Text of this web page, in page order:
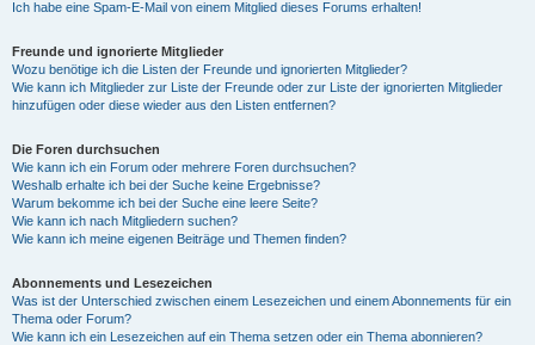
Ich habe eine Spam-E-Mail von einem Mitglied dieses Forums erhalten!
Freunde und ignorierte Mitglieder
Wozu benötige ich die Listen der Freunde und ignorierten Mitglieder?
Wie kann ich Mitglieder zur Liste der Freunde oder zur Liste der ignorierten Mitglieder
hinzufügen oder diese wieder aus den Listen entfernen?
Die Foren durchsuchen
Wie kann ich ein Forum oder mehrere Foren durchsuchen?
Weshalb erhalte ich bei der Suche keine Ergebnisse?
Warum bekomme ich bei der Suche eine leere Seite?
Wie kann ich nach Mitgliedern suchen?
Wie kann ich meine eigenen Beiträge und Themen finden?
Abonnements und Lesezeichen
Was ist der Unterschied zwischen einem Lesezeichen und einem Abonnements für ein
Thema oder Forum?
Wie kann ich ein Lesezeichen auf ein Thema setzen oder ein Thema abonnieren?